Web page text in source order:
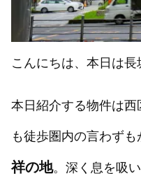
こんにちは、本日は長
本日紹介する物件は
も徒歩圏内の言わずも
祥の地。深く息を吸